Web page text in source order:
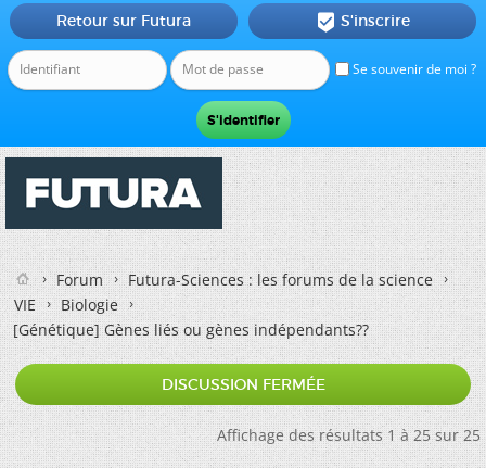
Se souvenir de moi ?
Retour sur Futura  S'inscrire
Forum
Futura-Sciences : les forums de la science
VIE
Biologie
[Génétique]Gènes liés ou gènes indépendants??
DISCUSSION FERMÉE
Affichage des résultats 1 à 25 sur 25